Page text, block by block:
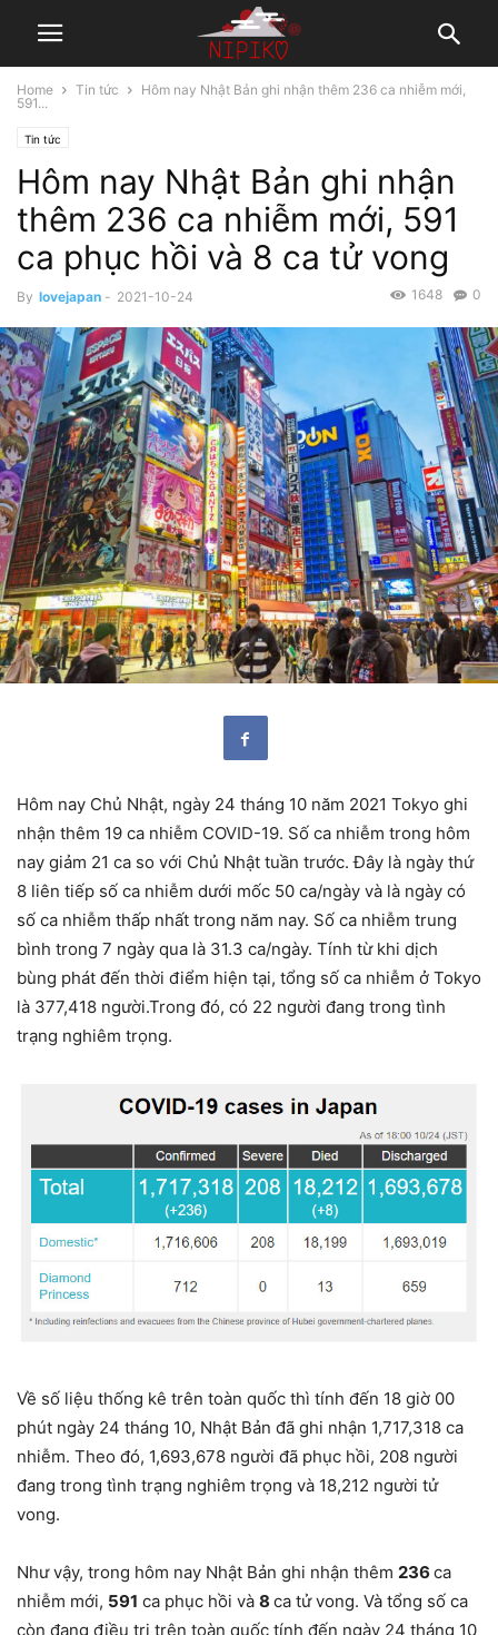
Home Tin tức
Hôm nay Nhật Bản ghi nhận thêm 236 ca nhiễm mới,
591...
Tin tức
Hôm nay Nhật Bản ghi nhận
thêm 236 ca nhiễm mới, 591
ca phục hồi và 8 ca tử vong
By lovejapan - 2021-10-24 0
1648
Hôm nay Chủ Nhật, ngày 24 tháng 10 năm 2021 Tokyo ghi
nhận thêm 19 ca nhiễm COVID-19. Số ca nhiễm trong hôm
nay giảm 21 ca so với Chủ Nhật tuần trước. Đây là ngày thứ
8 liên tiếp số ca nhiễm dưới mốc 50 ca/ngày và là ngày có
số ca nhiễm thấp nhất trong năm nay. Số ca nhiễm trung
bình trong 7 ngày qua là 31.3 ca/ngày. Tính từ khi dịch
bùng phát đến thời điểm hiện tại, tổng số ca nhiễm ở Tokyo
là 377,418 người.Trong đó, có 22 người đang trong tình
trạng nghiêm trọng.
Về số liệu thống kê trên toàn quốc thì tính đến 18 giờ 00
phút ngày 24 tháng 10, Nhật Bản đã ghi nhận 1,717,318 ca
nhiễm. Theo đó, 1,693,678 người đã phục hồi, 208 người
đang trong tình trạng nghiêm trọng và 18,212 người tử
vong.
Như vậy, trong hôm nay Nhật Bản ghi nhận thêm 236 ca
nhiễm mới, 591 ca phục hồi và 8 ca tử vong. Và tổng số ca
còn đang điều trị trên toàn quốc tính đến ngày 24 tháng 10